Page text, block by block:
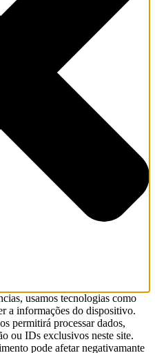
usamos tecnologias como
a informações do dispositivo.
permitirá processar dados,
ou IDs exclusivos neste site.
pode afetar negativamante